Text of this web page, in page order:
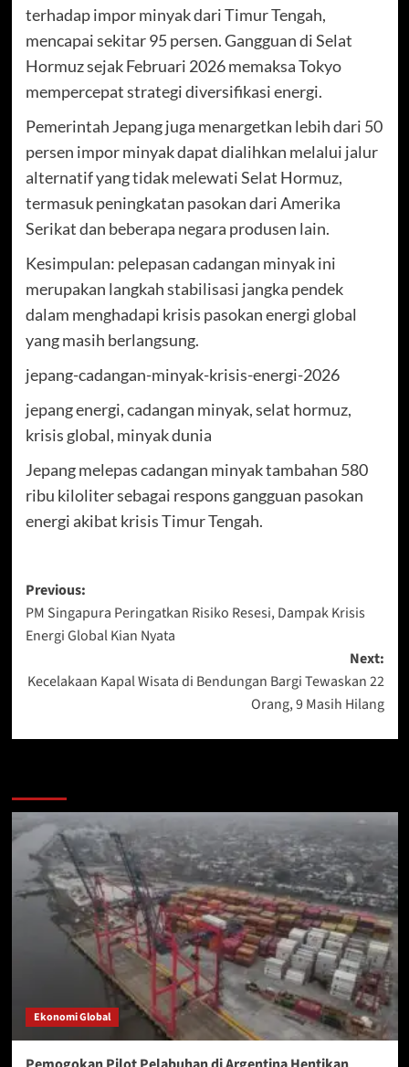
terhadap impor minyak dari Timur Tengah,
mencapai sekitar 95 persen. Gangguan di Selat
Hormuz sejak Februari 2026 memaksa Tokyo
mempercepat strategi diversifikasi energi.
Pemerintah Jepang juga menargetkan lebih dari 50
persen impor minyak dapat dialihkan melalui jalur
alternatif yang tidak melewati Selat Hormuz,
termasuk peningkatan pasokan dari Amerika
Serikat dan beberapa negara produsen lain.
Kesimpulan: pelepasan cadangan minyak ini
merupakan langkah stabilisasi jangka pendek
dalam menghadapi krisis pasokan energi global
yang masih berlangsung.
jepang-cadangan-minyak-krisis-energi-2026
jepang energi, cadangan minyak, selat hormuz,
krisis global, minyak dunia
Jepang melepas cadangan minyak tambahan 580
ribu kiloliter sebagai respons gangguan pasokan
energi akibat krisis Timur Tengah.
Post
navigation
Previous:
PM Singapura Peringatkan Risiko Resesi, Dampak Krisis
Energi Global Kian Nyata
Next:
Kecelakaan Kapal Wisata di Bendungan Bargi Tewaskan 22
Orang, 9 Masih Hilang
Ekonomi Global